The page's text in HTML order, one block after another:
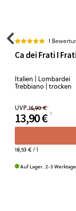
1
Ca dei Frati I
Italien | Lombardei
Trebbiano | trocken
UVP 16,90 €
13,90 €
18,53 €/ l
Auf Lager. 2-3 Werktage